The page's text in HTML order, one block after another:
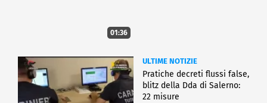
01:36
ULTIME NOTIZIE
Pratiche decreti flussi false,
blitz della Dda di Salerno:
22 misure